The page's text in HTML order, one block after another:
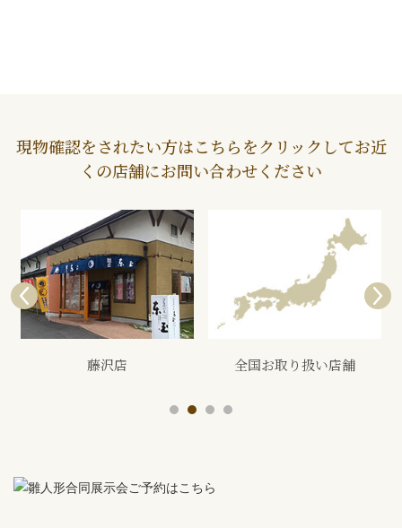
現物確認をされたい方はこちらをクリックしてお近
くの店舗にお問い合わせください
全国お取り扱い店舗 展示会